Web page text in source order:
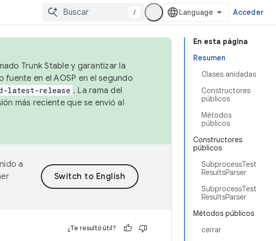
/ Acceder
En esta página
Resumen
Clases anidadas
Constructores
públicos
Métodos
públicos
Constructores
públicos
SubprocessTest
ResultsParser
SubprocessTest
ResultsParser
Métodos públicos
cerrar
Trunk Stable y garantizar la
en el AOSP en el segundo
latest-release . La rama del
más reciente que se envió al
a
¿Te resultó útil?